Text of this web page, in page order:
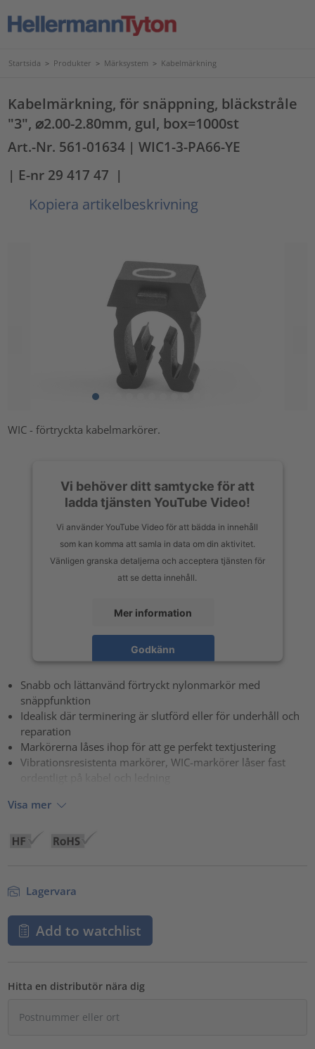
Startsida > Produkter > Märksystem > Kabelmärkning
Kabelmärkning, för snäppning, bläckstråle
"3", ⌀2.00-2.80mm, gul, box=1000st
Art.-Nr. 561-01634 | WIC1-3-PA66-YE
| E-nr 29 417 47 |
Kopiera artikelbeskrivning
WIC - förtryckta kabelmarkörer.
Vi behöver ditt samtycke för att
ladda tjänsten YouTube Video!
Vi använder YouTube Video för att bädda in innehåll
som kan komma att samla in data om din aktivitet.
Vänligen granska detaljerna och acceptera tjänsten för
att se detta innehåll.
Mer information
Godkänn
Snabb och lättanvänd förtryckt nylonmarkör med
snäppfunktion
Idealisk där terminering är slutförd eller för underhåll och
reparation
Markörerna låses ihop för att ge perfekt textjustering
Vibrationsresistenta markörer, WIC-markörer låser fast
Visa mer
Lagervara
Add to watchlist
Hitta en distributör nära dig